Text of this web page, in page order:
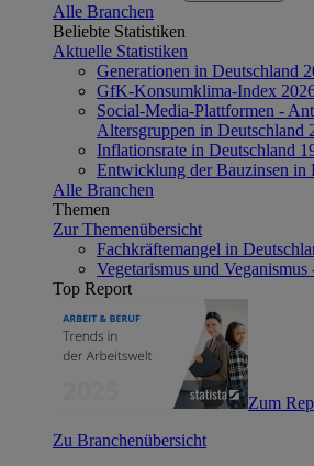
Alle Branchen
Beliebte Statistiken
Aktuelle Statistiken
Generationen in Deutschland
GfK-Konsumklima-Index
Social-Media-Plattformen -
Altersgruppen in Deutschland
Inflationsrate in Deutschland
Entwicklung der Bauzinsen in
Alle Branchen
Themen
Zur Themenübersicht
Fachkräftemangel in
Vegetarismus und
Top Report
Zum
Zu Branchenübersicht